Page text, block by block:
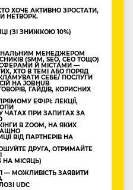
ХОЧЕ АКТИВНО ЗРОСТАТИ,
НЕТВОРК.
(ЗІ ЗНИЖКОЮ 10%)
МЕНЕДЖЕРОМ
(SMM, SEO, CEO ТОЩО)
СФЕРАМИ Й МІСТАМИ —
ХТО В ТЕМІ АБО ПОРЯД
СЕБЕ/ ПОСЛУГИ
НА JOBHUB
ГАЙДІВ, КОРИСНИХ
ЕФІРІ: ЛЕКЦІЇ,
ЧАТАХ ПРИ ЗАПИТАХ ЗА
В ZOOM, НА ЯКИХ
ВІД ПАРТНЕРІВ НА
ДРУГА, ОТРИМАЙТЕ
НА МІСЯЦЬ)
— МОЖЛИВІСТЬ ЗАЯВИТИ
UDC